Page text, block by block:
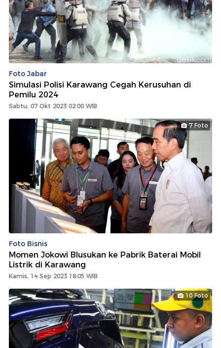
Foto Jabar
Simulasi Polisi Karawang Cegah Kerusuhan di
Pemilu 2024
Sabtu, 07 Okt 2023 02:00 WIB
7 Foto
Foto Bisnis
Momen Jokowi Blusukan ke Pabrik Baterai Mobil
Listrik di Karawang
Kamis, 14 Sep 2023 18:05 WIB
10 Foto